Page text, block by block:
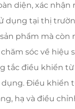
diện, xác
dụng tại thị
phẩm mà còn
sóc về hiệu
điều khiển
Điều khiển
hạ và điều